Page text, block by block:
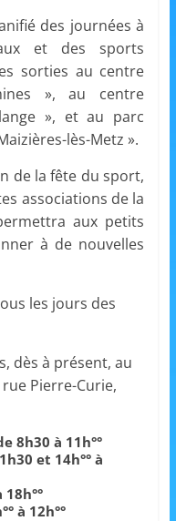
des journées à
et des sports
sorties au centre
», au centre
», et au parc
lès-Metz ».
de la fête du sport,
associations de la
aux petits
à de nouvelles
les jours des
dès à présent, au
Pierre-Curie,
8h30 à 11h°°
et 14h°° à
à 12h°°